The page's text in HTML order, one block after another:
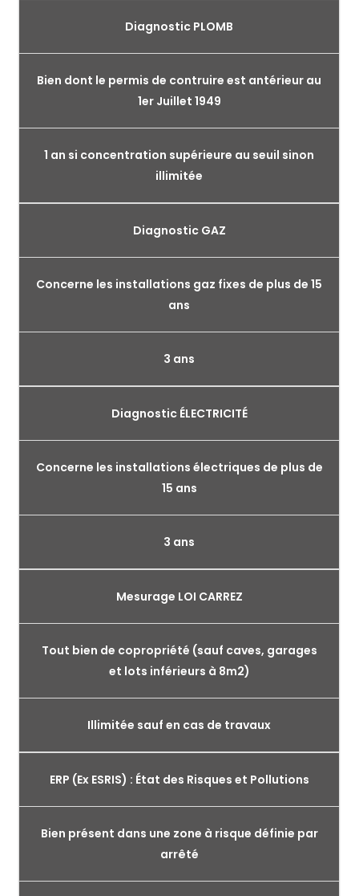
Diagnostic PLOMB
Bien dont le permis de contruire est antérieur au
1er Juillet 1949
1 an si concentration supérieure au seuil sinon
illimitée
Diagnostic GAZ
Concerne les installations gaz fixes de plus de 15
ans
3 ans
Diagnostic ÉLECTRICITÉ
Concerne les installations électriques de plus de
15 ans
3 ans
Mesurage LOI CARREZ
Tout bien de copropriété (sauf caves, garages
et lots inférieurs à 8m2)
Illimitée sauf en cas de travaux
ERP (Ex ESRIS) : État des Risques et Pollutions
Bien présent dans une zone à risque définie par
arrêté